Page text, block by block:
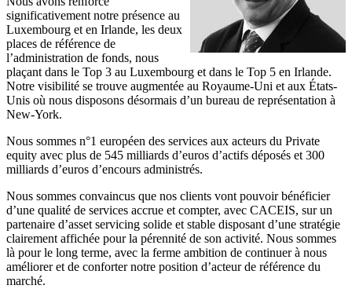
significativement notre présence au
Luxembourg et en Irlande, les deux
places de référence de
l’administration de fonds, nous
plaçant dans le Top 3 au Luxembourg et dans le Top 5 en Irlande.
Notre visibilité se trouve augmentée au Royaume-Uni et aux États-
Unis où nous disposons désormais d’un bureau de représentation à
New-York.
Nous sommes n°1 européen des services aux acteurs du Private
equity avec plus de 545 milliards d’euros d’actifs déposés et 300
milliards d’euros d’encours administrés.
Nous sommes convaincus que nos clients vont pouvoir bénéficier
d’une qualité de services accrue et compter, avec CACEIS, sur un
partenaire d’asset servicing solide et stable disposant d’une stratégie
clairement affichée pour la pérennité de son activité. Nous sommes
là pour le long terme, avec la ferme ambition de continuer à nous
améliorer et de conforter notre position d’acteur de référence du
marché.